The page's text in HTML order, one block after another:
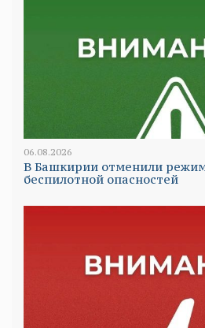
06.08.2026
В Башкирии отменили
беспилотной опасностей